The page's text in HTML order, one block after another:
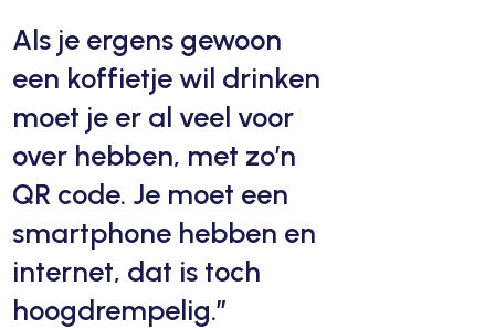
Als je ergens gewoon
een koffietje wil drinken
moet je er al veel voor
over hebben, met zo’n
QR code. Je moet een
smartphone hebben en
internet, dat is toch
hoogdrempelig.”